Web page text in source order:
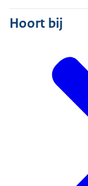
Hoort bij